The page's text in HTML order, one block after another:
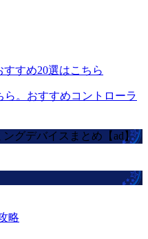
すすめ20選はこちら
。おすすめコントローラ
グデバイスまとめ【ad】
略